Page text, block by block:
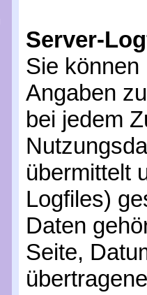
Server-
Sie
Angaben
bei jedem
übermittelt
Logfiles)
Daten
Seite,